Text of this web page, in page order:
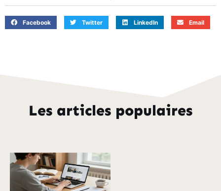
Facebook Twitter LinkedIn Email
Les articles populaires